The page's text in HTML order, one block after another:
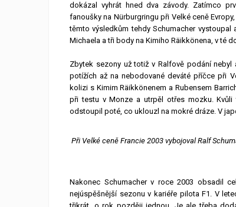
dokázal vyhrát hned dva závody. Zatímco
fanoušky na Nürburgringu při Velké ceně
těmto výsledkům tehdy Schumacher
Michaela a tři body na Kimiho Räikkönena, v té
Zbytek sezony už totiž v Ralfově podání
potížích až na nebodované deváté příčce při
kolizi s Kimim Räikkönenem a Rubensem
při testu v Monze a utrpěl otřes mozku. Kvůli
odstoupil poté, co uklouzl na mokré dráze. V
Při Velké ceně Francie 2003 vybojoval Ralf
Nakonec Schumacher v roce 2003 obsadil
nejúspěšnější sezonu v kariéře pilota F1. V